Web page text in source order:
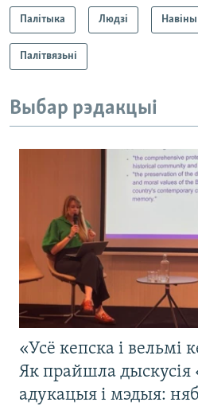
Палітыка Людзі Навіны
Палітвязьні
Выбар рэдакцыі
«Усё кепска і вельмі
Як прайшла дыскусія
адукацыя і мэдыя: